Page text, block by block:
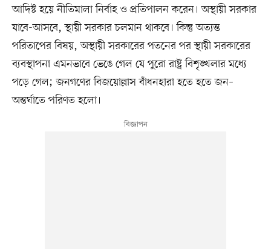
আদিষ্ট হয়ে নীতিমালা নির্বাহ ও প্রতিপালন করেন। অস্থায়ী সরকার
যাবে-আসবে, স্থায়ী সরকার চলমান থাকবে। কিন্তু অত্যন্ত
পরিতাপের বিষয়, অস্থায়ী সরকারের পতনের পর স্থায়ী সরকারের
ব্যবস্থাপনা এমনভাবে ভেঙে গেল যে পুরো রাষ্ট্র বিশৃঙ্খলার মধ্যে
পড়ে গেল; জনগণের বিজয়োল্লাস বাঁধনহারা হতে হতে জন–
অন্তর্ঘাতে পরিণত হলো।